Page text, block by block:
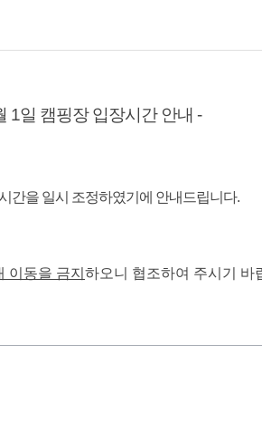
1일 캠핑장 입장시간 안내 -
간을 일시 조정하였기에 안내드립니다.
이동을 금지 하오니 협조하여 주시기 바